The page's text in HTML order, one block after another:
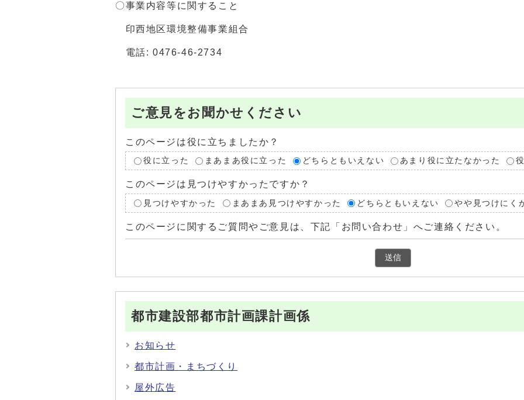
〇事業内容等に関すること
印西地区環境整備事業組合
電話: 0476-46-2734
ご意見をお聞かせください
このページは役に立ちましたか？
役に立った まあまあ役に立った どちらともいえない あまり役に立たなかった
このページは見つけやすかったですか？
見つけやすかった まあまあ見つけやすかった どちらともいえない やや見つけにく
このページに関するご質問やご意見は、下記「お問い合わせ」へご連絡ください。
都市建設部都市計画課計画係
お知らせ
都市計画・まちづくり
屋外広告